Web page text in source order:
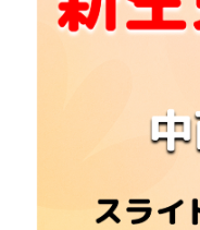
退院調整